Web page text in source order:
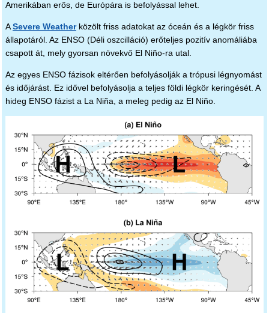
Amerikában erős, de Európára is befolyással lehet.
A Severe Weatherközölt friss adatokat az óceán és a légkör friss
állapotáról. Az ENSO (Déli oszcilláció) erőteljes pozitív anomáliába
csapott át, mely gyorsan növekvő El Niño-ra utal.
Az egyes ENSO fázisok eltérően befolyásolják a trópusi légnyomást
és időjárást. Ez idővel befolyásolja a teljes földi légkör keringését. A
hideg ENSO fázist a La Niña, a meleg pedig az El Niño.